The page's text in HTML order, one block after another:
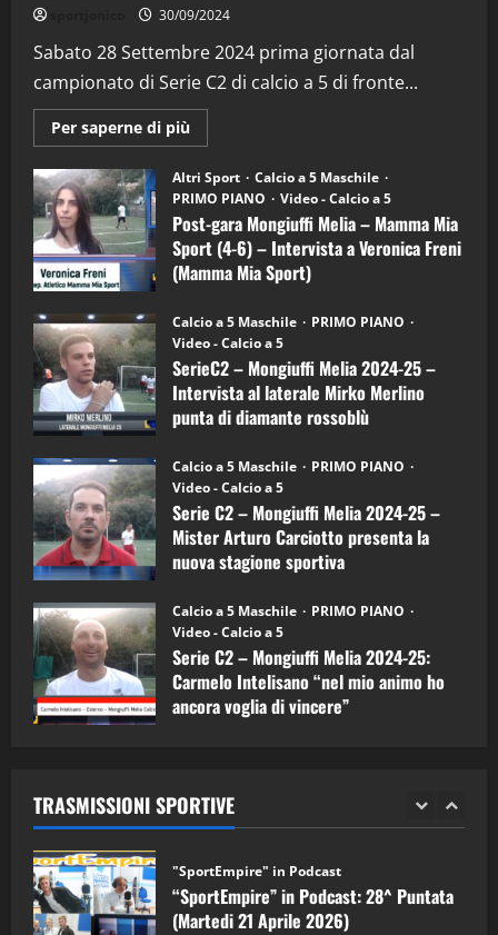
30/09/2024
Sabato 28 Settembre 2024 prima giornata dal
campionato di Serie C2 di calcio a 5 di fronte...
Per saperne di più
informazioni
Post-
gara
Mongiuffi
Melia
–
Mamma
Mia
Sport
6)
–
Intervista
a
mister
Arturo
Carciotto
(Mongiuffi
Altri Sport
Calcio a 5 Maschile
PRIMO PIANO
Video - Calcio a 5
Post-gara Mongiuffi Melia – Mamma Mia
Sport (4-6) – Intervista a Veronica Freni
(Mamma Mia Sport)
Calcio a 5 Maschile
PRIMO PIANO
Video - Calcio a 5
SerieC2 – Mongiuffi Melia 2024-25 –
Intervista al laterale Mirko Merlino
punta di diamante rossoblù
Calcio a 5 Maschile
PRIMO PIANO
Video - Calcio a 5
Serie C2 – Mongiuffi Melia 2024-25 –
Mister Arturo Carciotto presenta la
nuova stagione sportiva
Calcio a 5 Maschile
PRIMO PIANO
Video - Calcio a 5
Serie C2 – Mongiuffi Melia 2024-25:
Carmelo Intelisano “nel mio animo ho
ancora voglia di vincere”
TRASMISSIONI SPORTIVE
2
“SportEmpire” in Podcast: 29^ Puntata
(Martedi 28 Aprile 2026)
28/04/2026
3
"SportEmpire" in Podcast
“SportEmpire” in Podcast: 28^ Puntata
(Martedi 21 Aprile 2026)
21/04/2026
4
“SportEmpire” in Podcast: 27^ Puntata
(Martedi 14 Aprile 2026)
15/04/2026
5
“SportEmpire” in Podcast: 26^ Puntata
(Martedi 07 Aprile 2026)
08/04/2026
1
“SportEmpire” in Podcast: 30^ Puntata
(Martedi 05 Maggio 2026)
08/05/2026
2 28/04/2026
"SportEmpire" in Podcast
“SportEmpire” in Podcast: 28^ Puntata
(Martedi 21 Aprile 2026)